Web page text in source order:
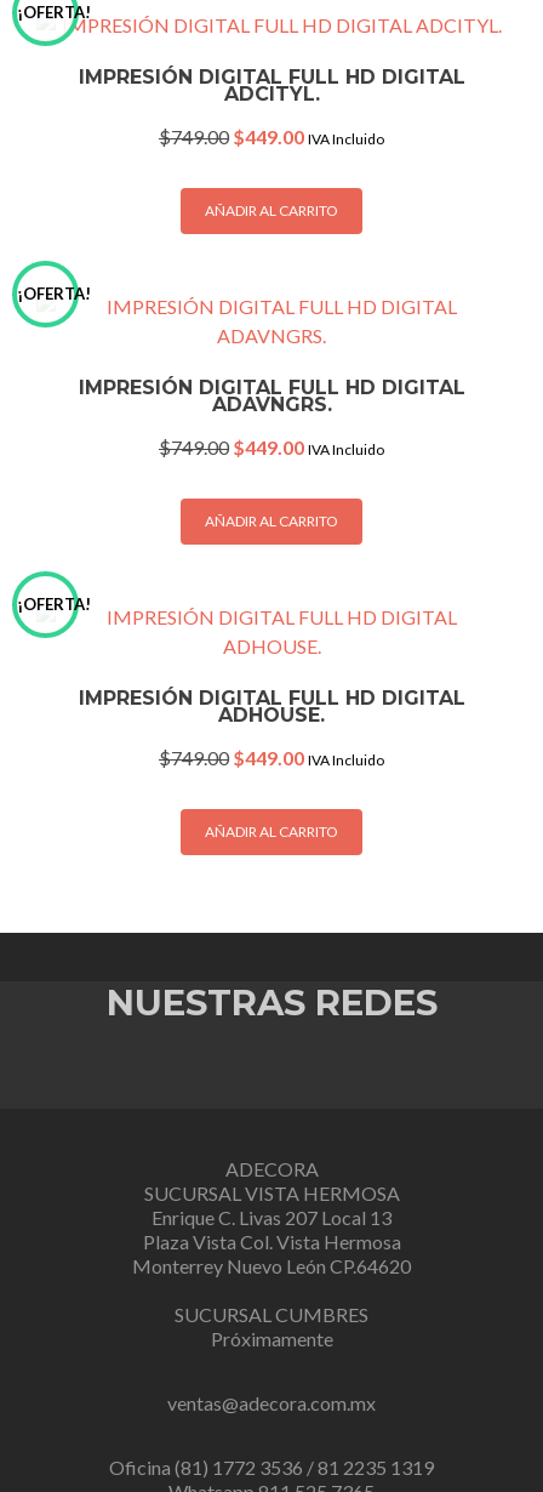
¡OFERTA!
IMPRESIÓN DIGITAL FULL HD DIGITAL
ADCITYL.
$749.00 Original
was:
$749.00.
$449.00Current
is:
$449.00.
IVA Incluido
AÑADIR AL CARRITO
¡OFERTA!
IMPRESIÓN DIGITAL FULL HD DIGITAL
ADAVNGRS.
$749.00 Original
was:
$749.00.
$449.00Current
is:
$449.00.
IVA Incluido
AÑADIR AL CARRITO
¡OFERTA!
IMPRESIÓN DIGITAL FULL HD DIGITAL
ADHOUSE.
$749.00 Original
was:
$749.00.
$449.00Current
is:
$449.00.
IVA Incluido
AÑADIR AL CARRITO
NUESTRAS REDES
ADECORA
SUCURSAL VISTA HERMOSA
Enrique C. Livas 207 Local 13
Plaza Vista Col. Vista Hermosa
Monterrey Nuevo León CP.64620
SUCURSAL CUMBRES
Próximamente
ventas@adecora.com.mx
Oficina (81) 1772 3536 / 81 2235 1319